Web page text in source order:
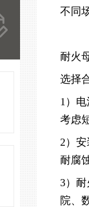
不同
耐火
选择
1）
考虑
2）
耐腐
3）
院、